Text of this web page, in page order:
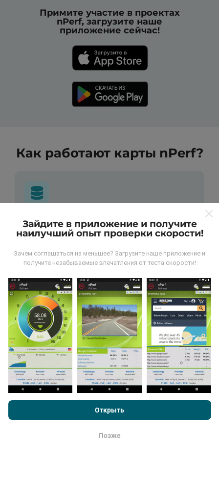
Примите участие в проектах
nPerf, загрузите наше
приложение сейчас!
Как работают карты nPerf?
Откуда берутся данные ?
пользователями программы nPerf. Это испытания,
проведенные в реальных условиях,
тоже хотите присоединиться, все, что вам нужно
сделать, это загрузить приложение nPerf на свой
смартфон.Чем больше данных будет, тем более
исчерпывающими будут карты!
Как выполняются обновления ?
Карты покрытия сети автоматически обновляются
. Данные показываются в
Зайдите в приложение и получите
наилучший опыт проверки скорости!
Зачем соглашаться на меньшее? Загрузите наше приложение и
получите незабываемые впечатления от теста скорости!
Открыть
Позже
Просматривая nPerf.com, вы даете согласие на нашу
, а также на наш тест nPerf
конечного пользователя.
ОК